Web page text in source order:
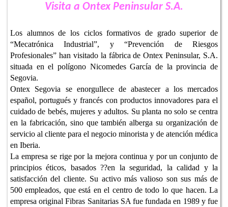
Visita a Ontex Peninsular S.A.
Los alumnos de los ciclos formativos de grado superior de
“Mecatrónica Industrial”, y “Prevención de Riesgos
Profesionales” han visitado la fábrica de Ontex Peninsular, S.A.
situada en el polígono Nicomedes García de la provincia de
Segovia.
Ontex Segovia se enorgullece de abastecer a los mercados
español, portugués y francés con productos innovadores para el
cuidado de bebés, mujeres y adultos. Su planta no solo se centra
en la fabricación, sino que también alberga su organización de
servicio al cliente para el negocio minorista y de atención médica
en Iberia.
La empresa se rige por la mejora continua y por un conjunto de
principios éticos, basados ??en la seguridad, la calidad y la
satisfacción del cliente. Su activo más valioso son sus más de
500 empleados, que está en el centro de todo lo que hacen. La
empresa original Fibras Sanitarias SA fue fundada en 1989 y fue